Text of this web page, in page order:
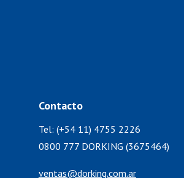
Contacto
Tel: (+54 11) 4755 2226
0800 777 DORKING (3675464)
ventas@dorking.com.ar